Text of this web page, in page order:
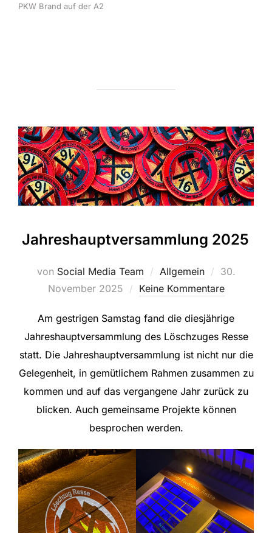
PKW Brand auf der A2
Jahreshauptversammlung 2025
von Social Media Team Allgemein
am
30.
November 2025
Keine Kommentare
Am gestrigen Samstag fand die diesjährige
Jahreshauptversammlung des Löschzuges Resse
statt. Die Jahreshauptversammlung ist nicht nur die
Gelegenheit, in gemütlichem Rahmen zusammen zu
kommen und auf das vergangene Jahr zurück zu
blicken. Auch gemeinsame Projekte können
besprochen werden.